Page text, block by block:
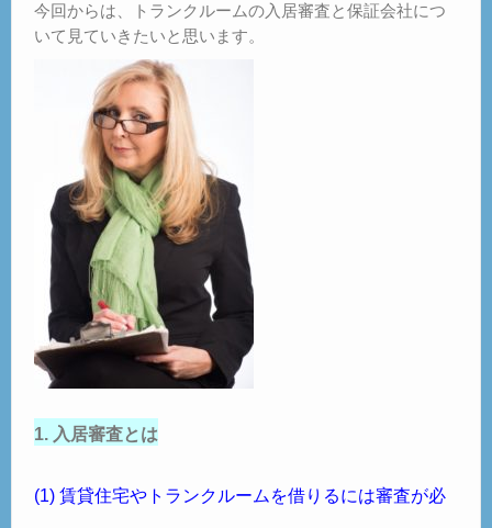
今回からは、トランクルームの入居審査と保証会社につ
いて見ていきたいと思います。
1. 入居審査とは
(1) 賃貸住宅やトランクルームを借りるには審査が必